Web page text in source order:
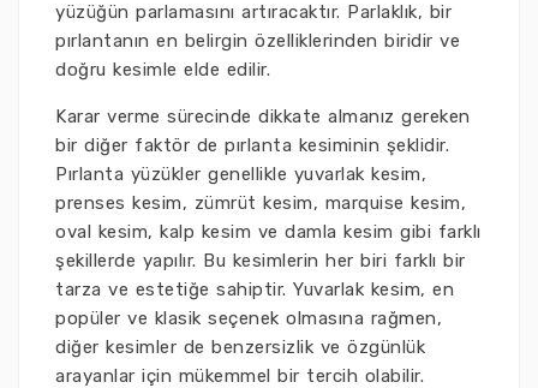
yüzüğün parlamasını artıracaktır. Parlaklık, bir
pırlantanın en belirgin özelliklerinden biridir ve
doğru kesimle elde edilir.
Karar verme sürecinde dikkate almanız gereken
bir diğer faktör de pırlanta kesiminin şeklidir.
Pırlanta yüzükler genellikle yuvarlak kesim,
prenses kesim, zümrüt kesim, marquise kesim,
oval kesim, kalp kesim ve damla kesim gibi farklı
şekillerde yapılır. Bu kesimlerin her biri farklı bir
tarza ve estetiğe sahiptir. Yuvarlak kesim, en
popüler ve klasik seçenek olmasına rağmen,
diğer kesimler de benzersizlik ve özgünlük
arayanlar için mükemmel bir tercih olabilir.